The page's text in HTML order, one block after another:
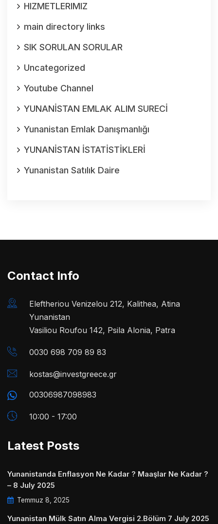
HIZMETLERIMIZ
main directory links
SIK SORULAN SORULAR
Uncategorized
Youtube Channel
YUNANİSTAN EMLAK ALIM SURECİ
Yunanistan Emlak Danışmanlığı
YUNANİSTAN İSTATİSTİKLERİ
Yunanistan Satılık Daire
Contact Info
Eleftheriou Venizelou 212, Kalithea, Atina
Yunanistan
Vasiliou Roufou 142, Psila Alonia, Patra
0030 698 709 89 83
kostas@investgreece.gr
00306987098983
10:00 - 17:00
Latest Posts
Yunanistanda Enflasyon Ne Kadar ? Maaşlar Ne Kadar ?
– 8 July 2025
Temmuz 8, 2025
Yunanistan Mülk Satın Alma Vergisi 2.Bölüm 7 July 2025